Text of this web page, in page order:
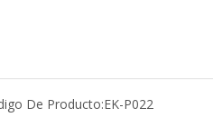
De Producto:EK-P022